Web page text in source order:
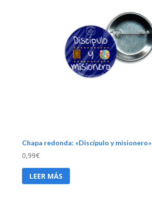
Chapa redonda: «Discípulo y misionero»
0,99€
LEER MÁS